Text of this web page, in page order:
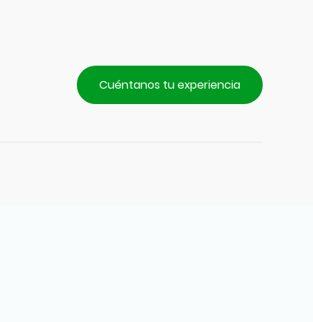
Cuéntanos tu experiencia